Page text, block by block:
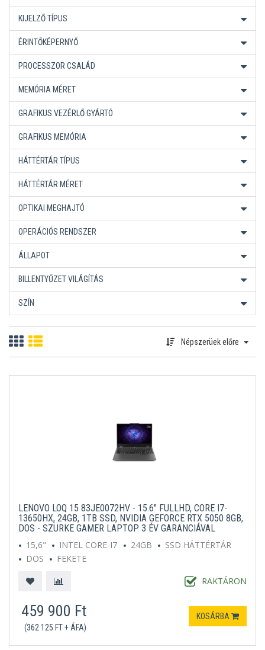
KIJELZŐ TÍPUS
ÉRINTŐKÉPERNYŐ
PROCESSZOR CSALÁD
MEMÓRIA MÉRET
GRAFIKUS VEZÉRLŐ GYÁRTÓ
GRAFIKUS MEMÓRIA
HÁTTÉRTÁR TÍPUS
HÁTTÉRTÁR MÉRET
OPTIKAI MEGHAJTÓ
OPERÁCIÓS RENDSZER
ÁLLAPOT
BILLENTYŰZET VILÁGÍTÁS
SZÍN
Népszerüek előre
LENOVO LOQ 15 83JE0072HV - 15.6" FULLHD, CORE I7-
13650HX, 24GB, 1TB SSD, NVIDIA GEFORCE RTX 5050 8GB,
DOS - SZÜRKE GAMER LAPTOP 3 ÉV GARANCIÁVAL
15,6"
INTEL CORE-I7 24GB
SSD HÁTTÉRTÁR
DOS
FEKETE
RAKTÁRON
459 900 Ft
(362 125 FT + ÁFA)
KOSÁRBA